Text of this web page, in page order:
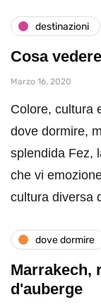
destinazioni
Cosa
Marzo 16, 2020
Colore, cultura
dove dormire,
splendida Fez,
che vi
cultura diversa
dove dormire
Marrakech,
d'auberge